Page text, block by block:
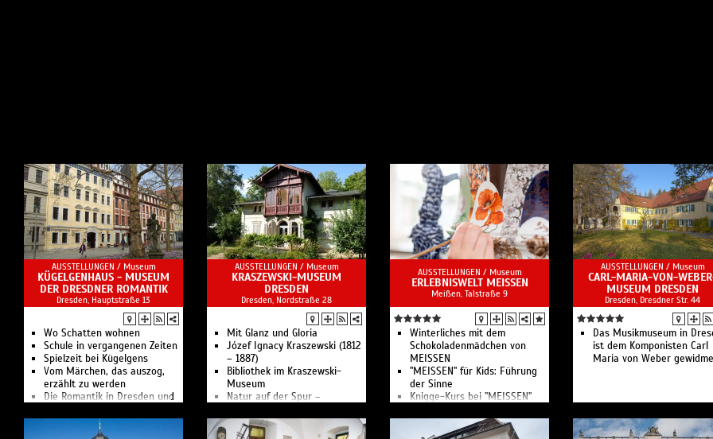
AUSSTELLUNGEN / Museum
KÜGELGENHAUS - MUSEUM
DER DRESDNER ROMANTIK
Dresden, Hauptstraße 13
Wo Schatten wohnen
Schule in vergangenen Zeiten
Spielzeit bei Kügelgens
Vom Märchen, das auszog,
erzählt zu werden
Die Romantik in Dresden und
Virtueller Rundgang
Kunst-, Literatur- und
AUSSTELLUNGEN / Museum
KRASZEWSKI-MUSEUM
DRESDEN
Dresden, Nordstraße 28
Mit Glanz und Gloria
Józef Ignacy Kraszewski (1812
– 1887)
Bibliothek im Kraszewski-
Museum
Natur auf der Spur –
entlang der Prießnitz
Das Kraszewski-Museum ist
AUSSTELLUNGEN / Museum
ERLEBNISWELT MEISSEN
Meißen, Talstraße 9
Winterliches mit dem
Schokoladenmädchen von
MEISSEN
"MEISSEN" für Kids: Führung
der Sinne
Knigge-Kurs bei "MEISSEN"
Tee, Kaffee, Schokolade
Kreativworkshop Engel bei
AUSSTELLUNGEN / Museum
CARL-MARIA-VON-
MUSEUM DRESDEN
Dresden, Dresdner Str. 44
Das Musikmuseum in
ist dem Komponisten Carl
Maria von Weber